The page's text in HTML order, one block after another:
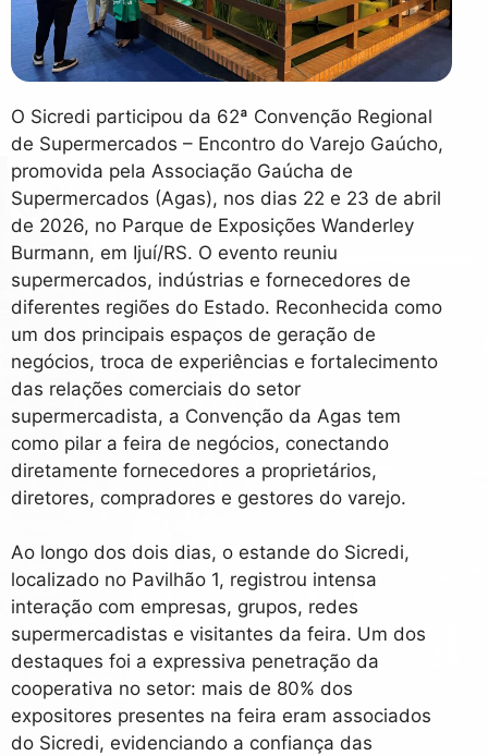
O Sicredi participou da 62ª Convenção Regional
de Supermercados – Encontro do Varejo Gaúcho,
promovida pela Associação Gaúcha de
Supermercados (Agas), nos dias 22 e 23 de abril
de 2026, no Parque de Exposições Wanderley
Burmann, em Ijuí/RS. O evento reuniu
supermercados, indústrias e fornecedores de
diferentes regiões do Estado. Reconhecida como
um dos principais espaços de geração de
negócios, troca de experiências e fortalecimento
das relações comerciais do setor
supermercadista, a Convenção da Agas tem
como pilar a feira de negócios, conectando
diretamente fornecedores a proprietários,
diretores, compradores e gestores do varejo.
Ao longo dos dois dias, o estande do Sicredi,
localizado no Pavilhão 1, registrou intensa
interação com empresas, grupos, redes
supermercadistas e visitantes da feira. Um dos
destaques foi a expressiva penetração da
cooperativa no setor: mais de 80% dos
expositores presentes na feira eram associados
do Sicredi, evidenciando a confiança das